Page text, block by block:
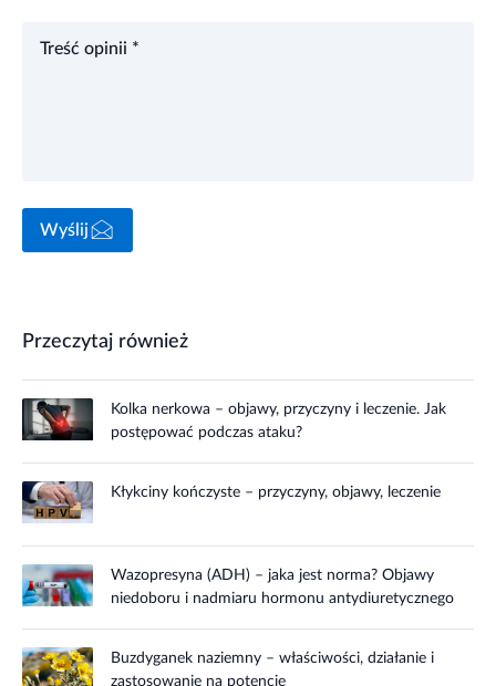
Treść opinii *
Wyślij
Przeczytaj również
Kolka nerkowa – objawy, przyczyny i leczenie. Jak
postępować podczas ataku?
Kłykciny kończyste – przyczyny, objawy, leczenie
Wazopresyna (ADH) – jaka jest norma? Objawy
niedoboru i nadmiaru hormonu antydiuretycznego
Buzdyganek naziemny – właściwości, działanie i
zastosowanie na potencję